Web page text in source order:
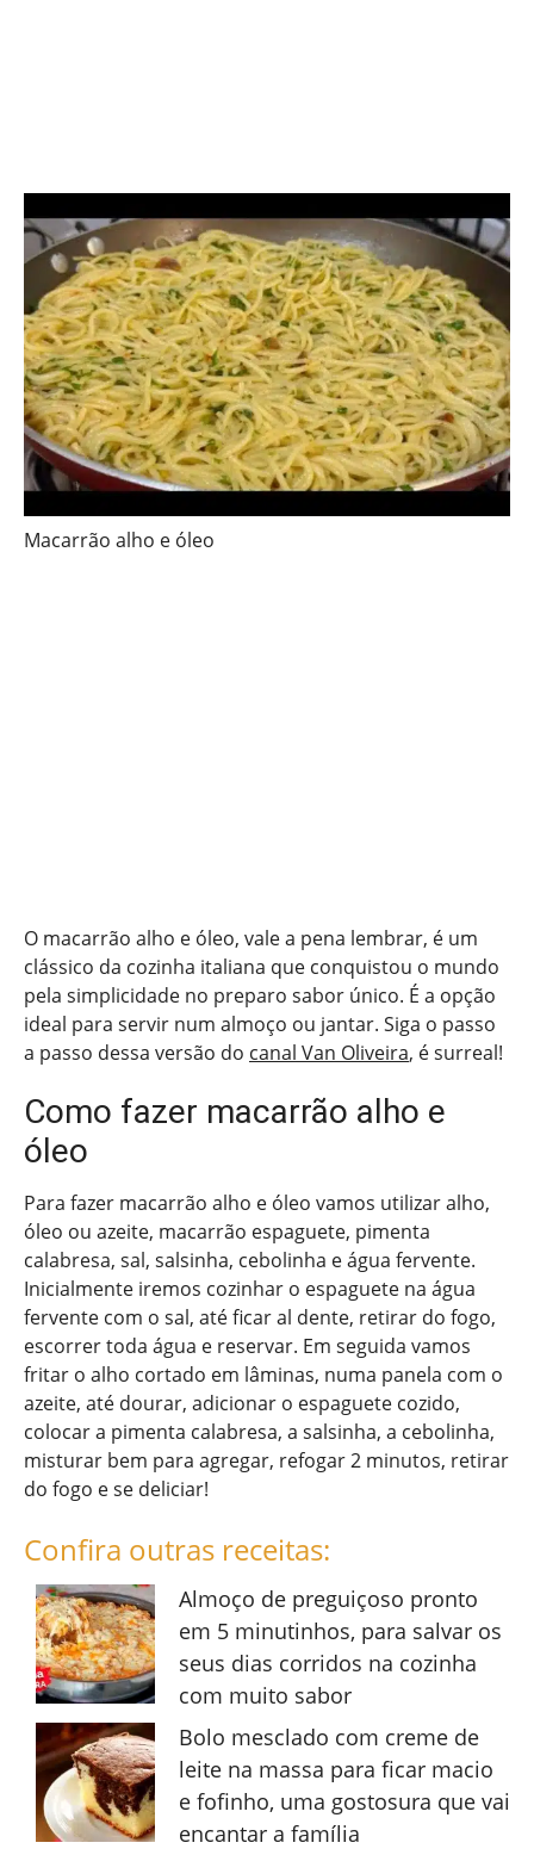
Macarrão alho e óleo
O macarrão alho e óleo, vale a pena lembrar, é um
clássico da cozinha italiana que conquistou o mundo
pela simplicidade no preparo sabor único. É a opção
ideal para servir num almoço ou jantar. Siga o passo
a passo dessa versão do canal Van Oliveira, é surreal!
Como fazer macarrão alho e
óleo
Para fazer macarrão alho e óleo vamos utilizar alho,
óleo ou azeite, macarrão espaguete, pimenta
calabresa, sal, salsinha, cebolinha e água fervente.
Inicialmente iremos cozinhar o espaguete na água
fervente com o sal, até ficar al dente, retirar do fogo,
escorrer toda água e reservar. Em seguida vamos
fritar o alho cortado em lâminas, numa panela com o
azeite, até dourar, adicionar o espaguete cozido,
colocar a pimenta calabresa, a salsinha, a cebolinha,
misturar bem para agregar, refogar 2 minutos, retirar
do fogo e se deliciar!
Confira outras receitas:
Almoço de preguiçoso pronto
em 5 minutinhos, para salvar os
seus dias corridos na cozinha
com muito sabor
Bolo mesclado com creme de
leite na massa para ficar macio
e fofinho, uma gostosura que vai
encantar a família